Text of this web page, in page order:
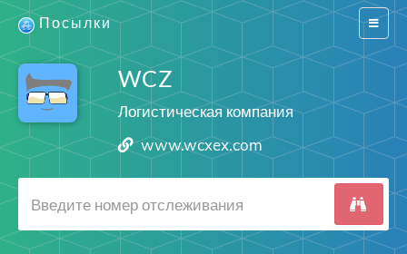
Switch
Посылки
WCZ
Логистическая компания
www.wcxex.com